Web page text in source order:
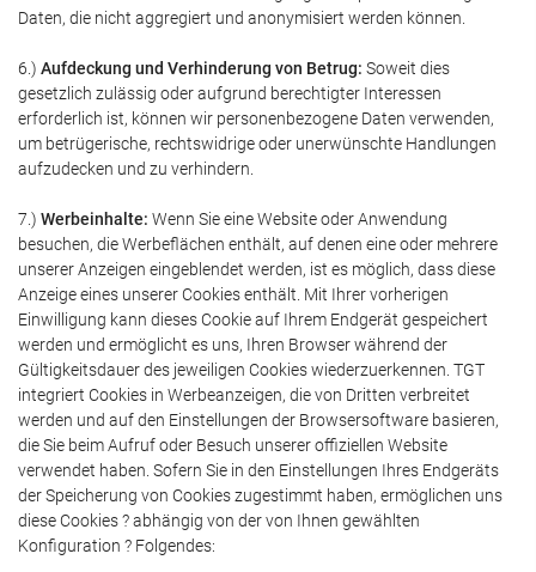
Daten, die nicht aggregiert und anonymisiert werden können.
6.) Aufdeckung und Verhinderung von Betrug: Soweit dies
gesetzlich zulässig oder aufgrund berechtigter Interessen
erforderlich ist, können wir personenbezogene Daten verwenden,
um betrügerische, rechtswidrige oder unerwünschte Handlungen
aufzudecken und zu verhindern.
7.) Werbeinhalte: Wenn Sie eine Website oder Anwendung
besuchen, die Werbeflächen enthält, auf denen eine oder mehrere
unserer Anzeigen eingeblendet werden, ist es möglich, dass diese
Anzeige eines unserer Cookies enthält. Mit Ihrer vorherigen
Einwilligung kann dieses Cookie auf Ihrem Endgerät gespeichert
werden und ermöglicht es uns, Ihren Browser während der
Gültigkeitsdauer des jeweiligen Cookies wiederzuerkennen. TGT
integriert Cookies in Werbeanzeigen, die von Dritten verbreitet
werden und auf den Einstellungen der Browsersoftware basieren,
die Sie beim Aufruf oder Besuch unserer offiziellen Website
verwendet haben. Sofern Sie in den Einstellungen Ihres Endgeräts
der Speicherung von Cookies zugestimmt haben, ermöglichen uns
diese Cookies ? abhängig von der von Ihnen gewählten
Konfiguration ? Folgendes: